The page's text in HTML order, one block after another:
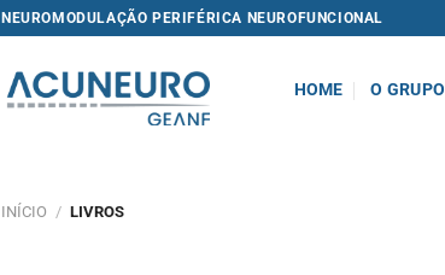
NEUROMODULAÇÃO PERIFÉRICA NEUROFUNCIONAL
HOME O GRUPO
INÍCIO / LIVROS